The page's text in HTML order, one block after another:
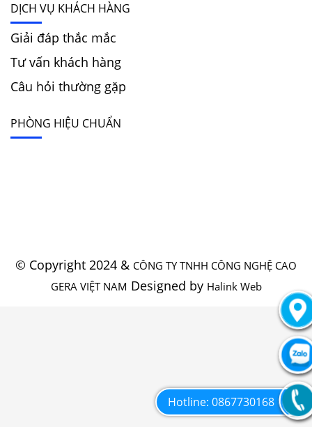
DỊCH VỤ KHÁCH HÀNG
Giải đáp thắc mắc
Tư vấn khách hàng
Câu hỏi thường gặp
PHÒNG HIỆU CHUẨN
© Copyright 2024 & CÔNG TY TNHH CÔNG NGHỆ CAO
GERA VIỆT NAM Designed by Halink Web
Hotline: 0867730168